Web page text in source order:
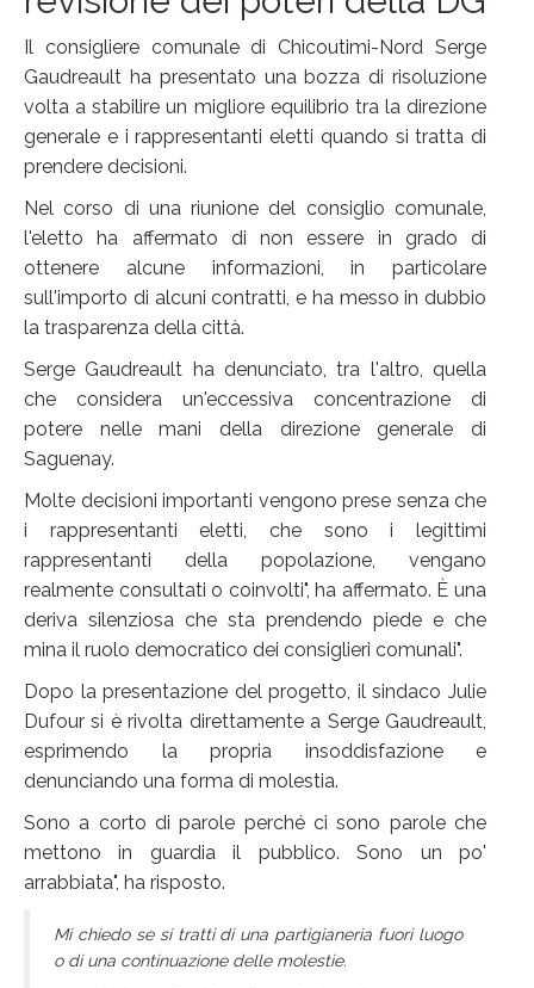
Il consigliere comunale di Chicoutimi-Nord Serge
Gaudreault ha presentato una bozza di risoluzione
volta a stabilire un migliore equilibrio tra la direzione
generale e i rappresentanti eletti quando si tratta di
prendere decisioni.
Nel corso di una riunione del consiglio comunale,
l'eletto ha affermato di non essere in grado di
ottenere alcune informazioni, in particolare
sull'importo di alcuni contratti, e ha messo in dubbio
la trasparenza della città.
Serge Gaudreault ha denunciato, tra l'altro, quella
che considera un'eccessiva concentrazione di
potere nelle mani della direzione generale di
Saguenay.
Molte decisioni importanti vengono prese senza che
i rappresentanti eletti, che sono i legittimi
rappresentanti della popolazione, vengano
realmente consultati o coinvolti", ha affermato. È una
deriva silenziosa che sta prendendo piede e che
mina il ruolo democratico dei consiglieri comunali".
Dopo la presentazione del progetto, il sindaco Julie
Dufour si è rivolta direttamente a Serge Gaudreault,
esprimendo la propria insoddisfazione e
denunciando una forma di molestia.
Sono a corto di parole perché ci sono parole che
mettono in guardia il pubblico. Sono un po'
arrabbiata", ha risposto.
Mi chiedo se si tratti di una partigianeria fuori luogo
o di una continuazione delle molestie.